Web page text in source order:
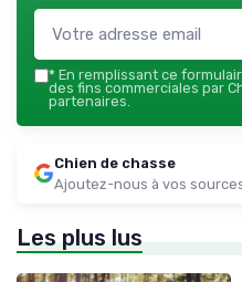
* En remplissant ce
des fins commerciales par
partenaires.
Chien de chasse
Ajoutez-nous à vos
Les plus lus